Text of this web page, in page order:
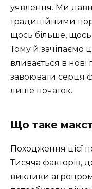
уявлення. Ми
традиційними
щось більше,
Тому й зачіпаємо
вливається в нові
завоювати серця
лише початок.
Що таке
Походження цієї
Тисяча факторів,
виклики